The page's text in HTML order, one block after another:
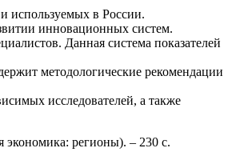
используемых в России.
инновационных систем.
Данная система показателей
методологические рекомендации
исследователей, а также
регионы). – 230 с.